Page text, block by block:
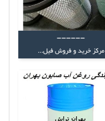
------
مرکز خرید و فروش فیل...